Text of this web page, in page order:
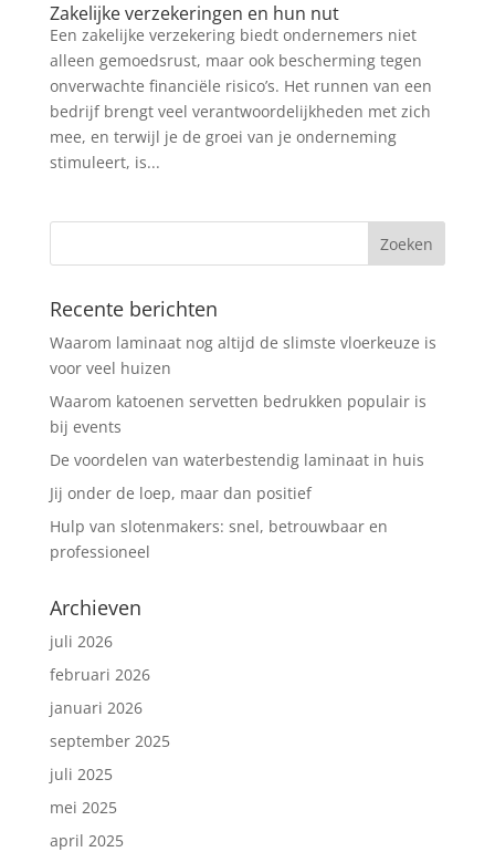
Zakelijke verzekeringen en hun nut
Een zakelijke verzekering biedt ondernemers niet
alleen gemoedsrust, maar ook bescherming tegen
onverwachte financiële risico’s. Het runnen van een
bedrijf brengt veel verantwoordelijkheden met zich
mee, en terwijl je de groei van je onderneming
stimuleert, is...
Recente berichten
Waarom laminaat nog altijd de slimste vloerkeuze is
voor veel huizen
Waarom katoenen servetten bedrukken populair is
bij events
De voordelen van waterbestendig laminaat in huis
Jij onder de loep, maar dan positief
Hulp van slotenmakers: snel, betrouwbaar en
professioneel
Archieven
juli 2026
februari 2026
januari 2026
september 2025
juli 2025
mei 2025
april 2025